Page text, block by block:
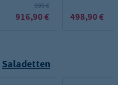
999 €
916,90 € 498,90 €
Saladetten